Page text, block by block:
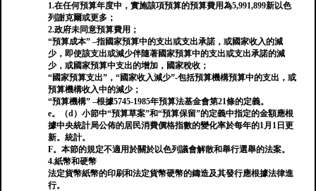
1.在任何預算年度中，實施該項預算的預算費用為5,991,899新以色
列謝克爾或更多；
2.政府未同意預算費用；
“預算成本” –指國家預算中的支出或支出承諾，或國家收入的減
少，即使該支出或減少伴隨著國家預算中的支出或支出承諾的減
少，或國家預算中支出的增加，國家稅收；
“國家預算支出”，“國家收入減少”-包括預算機構預算中的支出，或
預算機構收入中的減少；
“預算機構” –根據5745-1985年預算法基金會第21條的定義。
e。（d）小節中“預算草案”和“預算保留”的定義中指定的金額應根
據中央統計局公佈的居民消費價格指數的變化率於每年的1月1日更
新。統計。
F。本節的規定不適用於關於以色列議會解散和舉行選舉的法案。
4.紙幣和硬幣
法定貨幣紙幣的印刷和法定貨幣硬幣的鑄造及其發行應根據法律進
行。